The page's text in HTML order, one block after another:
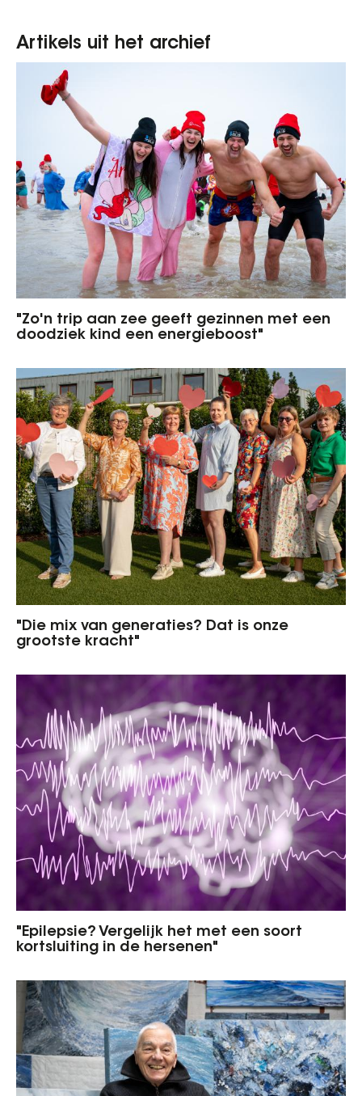
Artikels uit het archief
"Zo'n trip aan zee geeft gezinnen met een
doodziek kind een energieboost"
"Die mix van generaties? Dat is onze
grootste kracht"
"Epilepsie? Vergelijk het met een soort
kortsluiting in de hersenen"